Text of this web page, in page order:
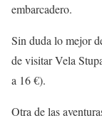
embarcadero.
Sin duda lo mejor
de visitar Vela
a 16 €).
Otra de las